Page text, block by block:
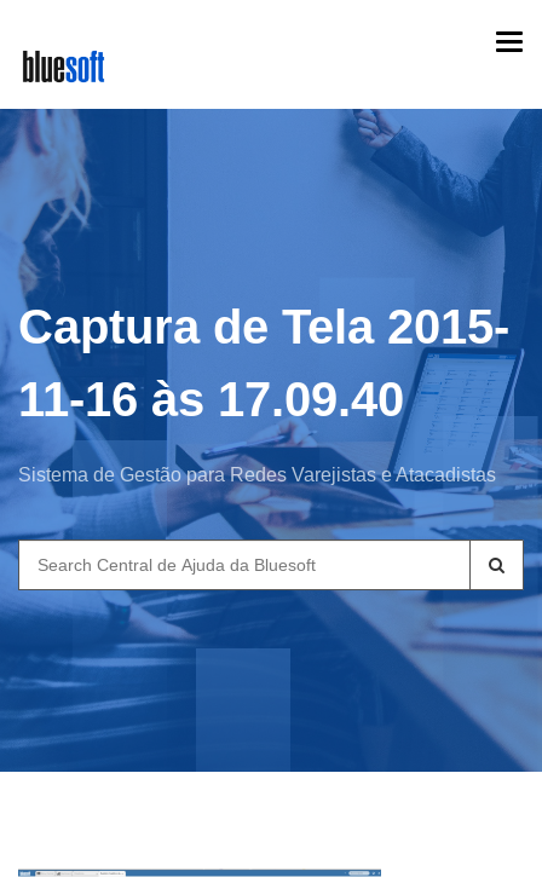
main
content
Captura de Tela 2015-
11-16 às 17.09.40
Sistema de Gestão para Redes Varejistas e Atacadistas
Search
for: